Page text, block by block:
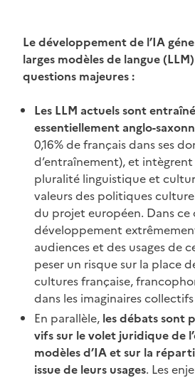
Le développement de l’IA
larges modèles de langue
questions majeures :
Les LLM actuels sont
essentiellement anglo-
0,16% de français dans ses
d’entraînement), et
pluralité linguistique et
valeurs des politiques
du projet européen. Dans ce
développement
audiences et des usages de
peser un risque sur la place
cultures française,
dans les imaginaires
En parallèle, les débats sont
vifs sur le volet juridique de
modèles d’IA et sur la
issue de leurs usages. Les